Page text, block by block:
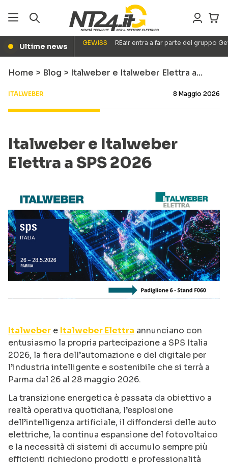
● Ultime news GEWISS REair entra a far parte del gruppo
Home > Blog > Italweber e Italweber Elettra a…
ITALWEBER 8 Maggio 2026
Italweber e Italweber
Elettra a SPS 2026
Italweber e Italweber Elettra annunciano con
entusiasmo la propria partecipazione a SPS Italia
2026, la fiera dell’automazione e del digitale per
l’industria intelligente e sostenibile che si terrà a
Parma dal 26 al 28 maggio 2026.
La transizione energetica è passata da obiettivo a
realtà operativa quotidiana, l’esplosione
dell’intelligenza artificiale, il diffondersi delle auto
elettriche, la continua espansione del fotovoltaico
e la necessità di sistemi di accumulo sempre più
efficienti richiedono prodotti e professionalità